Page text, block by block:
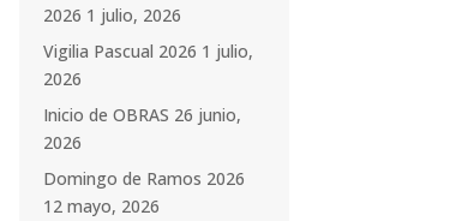
2026 1 julio, 2026
Vigilia Pascual 2026 1 julio,
2026
Inicio de OBRAS 26 junio,
2026
Domingo de Ramos 2026
12 mayo, 2026